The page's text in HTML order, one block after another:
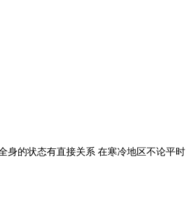
身的状态有直接关系 在寒冷地区不论平时